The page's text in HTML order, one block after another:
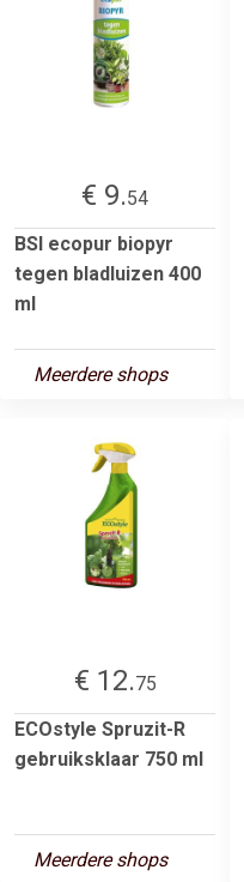
€ 9.54
BSI ecopur biopyr
tegen bladluizen 400
ml
Meerdere shops
€ 12.75
ECOstyle Spruzit-R
gebruiksklaar 750 ml
Meerdere shops